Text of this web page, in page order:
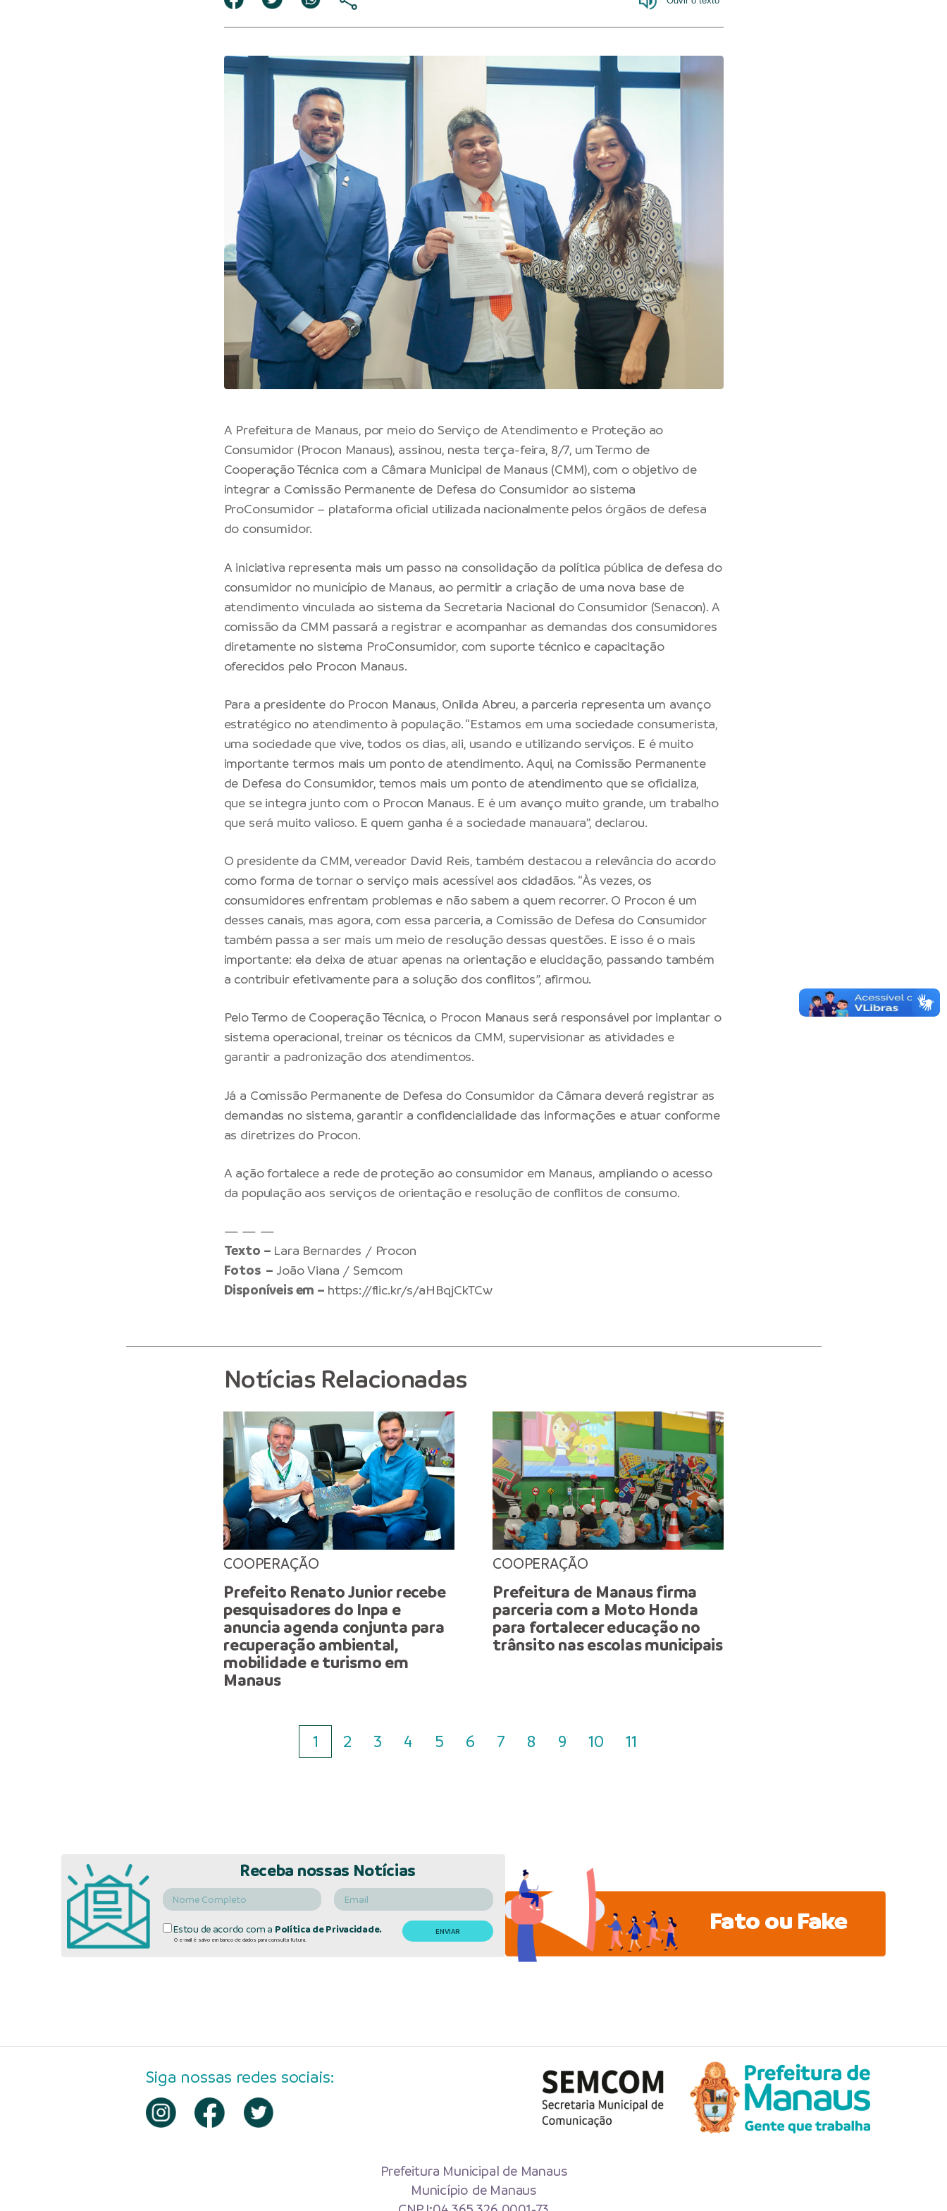
A Prefeitura de Manaus, por meio do Serviço de Atendimento e Proteção ao
Consumidor (Procon Manaus), assinou, nesta terça-feira, 8/7, um Termo de
Cooperação Técnica com a Câmara Municipal de Manaus (CMM), com o objetivo de
integrar a Comissão Permanente de Defesa do Consumidor ao sistema
ProConsumidor – plataforma oficial utilizada nacionalmente pelos órgãos de defesa
do consumidor.
A iniciativa representa mais um passo na consolidação da política pública de defesa do
consumidor no município de Manaus, ao permitir a criação de uma nova base de
atendimento vinculada ao sistema da Secretaria Nacional do Consumidor (Senacon). A
comissão da CMM passará a registrar e acompanhar as demandas dos consumidores
diretamente no sistema ProConsumidor, com suporte técnico e capacitação
oferecidos pelo Procon Manaus.
Para a presidente do Procon Manaus, Onilda Abreu, a parceria representa um avanço
estratégico no atendimento à população. “Estamos em uma sociedade consumerista,
uma sociedade que vive, todos os dias, ali, usando e utilizando serviços. E é muito
importante termos mais um ponto de atendimento. Aqui, na Comissão Permanente
de Defesa do Consumidor, temos mais um ponto de atendimento que se oficializa,
que se integra junto com o Procon Manaus. E é um avanço muito grande, um trabalho
que será muito valioso. E quem ganha é a sociedade manauara”, declarou.
O presidente da CMM, vereador David Reis, também destacou a relevância do acordo
como forma de tornar o serviço mais acessível aos cidadãos. “Às vezes, os
consumidores enfrentam problemas e não sabem a quem recorrer. O Procon é um
desses canais, mas agora, com essa parceria, a Comissão de Defesa do Consumidor
também passa a ser mais um meio de resolução dessas questões. E isso é o mais
importante: ela deixa de atuar apenas na orientação e elucidação, passando também
a contribuir efetivamente para a solução dos conflitos”, afirmou.
Pelo Termo de Cooperação Técnica, o Procon Manaus será responsável por implantar o
sistema operacional, treinar os técnicos da CMM, supervisionar as atividades e
garantir a padronização dos atendimentos.
Já a Comissão Permanente de Defesa do Consumidor da Câmara deverá registrar as
demandas no sistema, garantir a confidencialidade das informações e atuar conforme
as diretrizes do Procon.
A ação fortalece a rede de proteção ao consumidor em Manaus, ampliando o acesso
da população aos serviços de orientação e resolução de conflitos de consumo.
— — —
Texto – Lara Bernardes / Procon
Fotos – João Viana / Semcom
Disponíveis em – https://flic.kr/s/aHBqjCkTCw
Notícias Relacionadas
COOPERAÇÃO
Prefeito Renato Junior recebe
pesquisadores do Inpa e
anuncia agenda conjunta para
recuperação ambiental,
mobilidade e turismo em
Manaus
COOPERAÇÃO
Prefeitura de Manaus firma
parceria com a Moto Honda
para fortalecer educação no
trânsito nas escolas municipais
1 2 3 4 5 6 7 8 9 10 11
Receba nossas Notícias
Estou de acordo com a Política de Privacidade.
O e-mail é salvo em banco de dados para consulta futura.
Fato ou Fake
Siga nossas redes sociais:
Prefeitura Municipal de Manaus
Município de Manaus